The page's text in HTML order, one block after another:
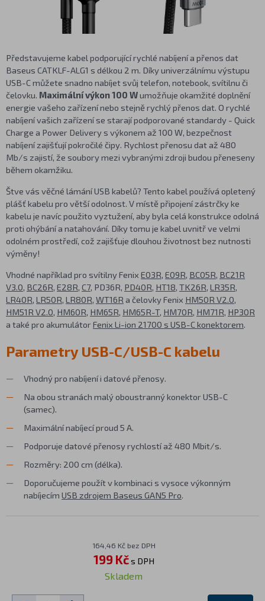
Představujeme kabel podporující rychlé nabíjení a přenos dat
Baseus CATKLF-ALG1 s délkou 2 m. Díky univerzálnímu výstupu
USB-C můžete snadno nabíjet svůj telefon, notebook, svítilnu či
čelovku. Maximální výkon 100 Wumožňuje okamžité doplnění
energie vašeho zařízení nebo stejně rychlý přenos dat. O rychlé
nabíjení vašich zařízení se starají podporované standardy - Quick
Charge a Power Delivery s výkonem až 100 W, bezpečnost
nabíjení zajišťují pokročilé čipy. Rychlost přenosu dat až 480
Mb/s zajistí, že soubory mezi vybranými zdroji budou přeneseny
během okamžiku.
Štve vás věčné lámání USB kabelů? Tento kabel používá opletený
plášť kabelu pro větší odolnost. V místě připojení zástrčky ke
kabelu je navíc použito vyztužení, aby byla celá konstrukce odolná
proti ohýbání a natahování. Díky tomu je kabel uvnitř ve velmi
odolném prostředí, což zajišťuje dlouhou životnost bez nutnosti
výměny!
Vhodné například pro svítilny Fenix E03R, E09R, BC05R, BC21R
V3.0, BC26R, E28R, C7, PD36R, PD40R, HT18, TK26R, LR35R,
LR40R, LR50R, LR80R, WT16R a čelovky Fenix HM50R V2.0,
HM51R V2.0, HM60R, HM65R, HM65R-T, HM70R, HM71R, HP30R
a také pro akumulátorFenix Li-ion 21700 s USB-C konektorem.
Parametry USB-C/USB-C kabelu
Vhodný pro nabíjení i datové přenosy.
Na obou stranách malý oboustranný konektor USB-C
(samec).
Maximální nabíjecí proud 5 A.
Podporuje datové přenosy rychlostí až 480 Mbit/s.
Rozměry: 200 cm (délka).
Doporučujeme použít v kombinaci s vysoce výkonným
nabíjecím USB zdrojem Baseus GAN5 Pro.
164,46 Kč bez DPH
199 Kčs DPH
Skladem